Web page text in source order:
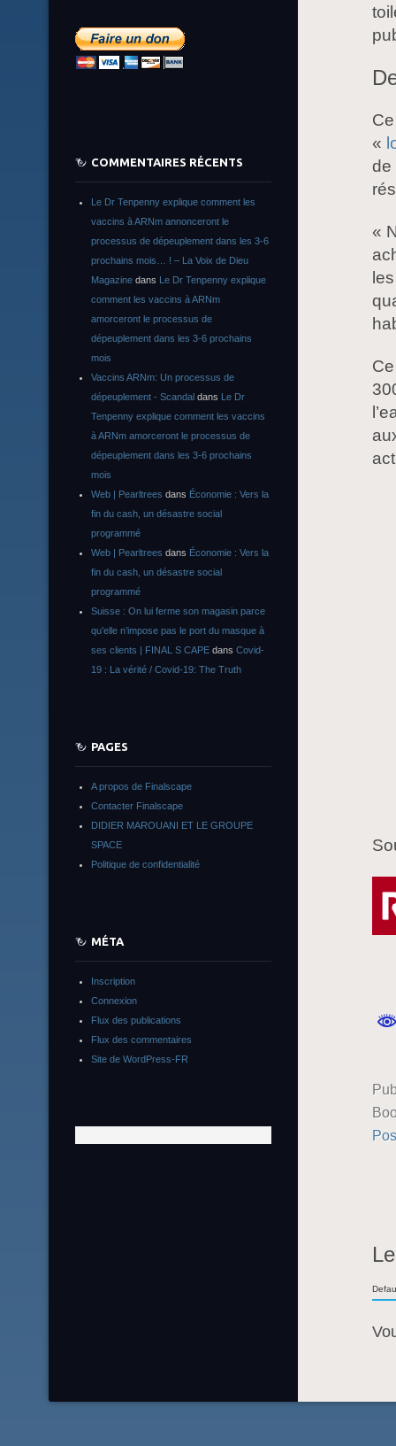
«
de
«
COMMENTAIRES RÉCENTS
Le Dr Tenpenny explique comment les
vaccins à ARNm annonceront le
processus de dépeuplement dans les 3-6
prochains mois… ! – La Voix de Dieu
Magazine dans Le Dr Tenpenny explique
comment les vaccins à ARNm
amorceront le processus de
dépeuplement dans les 3-6 prochains
mois
Vaccins ARNm: Un processus de
dépeuplement - Scandal dans Le Dr
Tenpenny explique comment les vaccins
à ARNm amorceront le processus de
dépeuplement dans les 3-6 prochains
mois
Web | Pearltrees dans Économie : Vers la
fin du cash, un désastre social
programmé
Web | Pearltrees dans Économie : Vers la
fin du cash, un désastre social
programmé
Suisse : On lui ferme son magasin parce
qu’elle n’impose pas le port du masque à
ses clients | FINAL S CAPE dans Covid-
19 : La vérité / Covid-19: The Truth
PAGES
A propos de Finalscape
Contacter Finalscape
DIDIER MAROUANI ET LE GROUPE
SPACE
Politique de confidentialité
MÉTA
Inscription
Connexion
Flux des publications
Flux des commentaires
Site de WordPress-FR